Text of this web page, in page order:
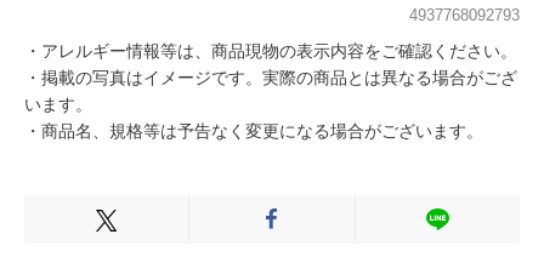
4937768092793
・アレルギー情報等は、商品現物の表示内容をご確認ください。
・掲載の写真はイメージです。実際の商品とは異なる場合がござ
います。
・商品名、規格等は予告なく変更になる場合がございます。
Xでシェアする FacebookでシェアするLINEでシェ